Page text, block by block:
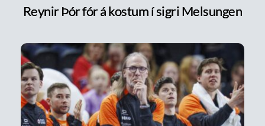
Reynir Þór fór á kostum í sigri Melsungen